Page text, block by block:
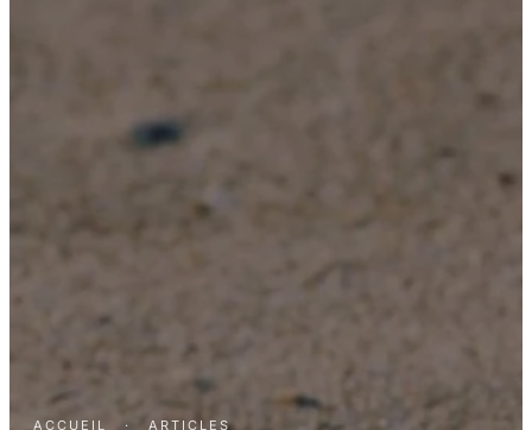
ACCUEIL · ARTICLES